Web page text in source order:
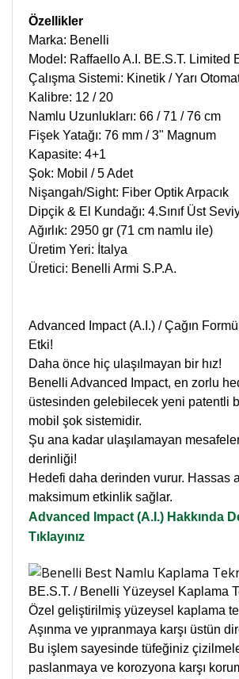
Özellikler
Marka: Benelli
Model: Raffaello A.I. BE.S.T. Limited
Çalışma Sistemi: Kinetik / Yarı
Kalibre: 12 / 20
Namlu Uzunlukları: 66 / 71 / 76 cm
Fişek Yatağı: 76 mm / 3" Magnum
Kapasite: 4+1
Şok: Mobil / 5 Adet
Nişangah/Sight: Fiber Optik Arpacık
Dipçik & El Kundağı: 4.Sınıf Üst
Ağırlık: 2950 gr (71 cm namlu ile)
Üretim Yeri: İtalya
Üretici: Benelli Armi S.P.A.
Advanced Impact (A.I.) / Çağın
Etki!
Daha önce hiç ulaşılmayan bir hız!
Benelli Advanced Impact, en zorlu
üstesinden gelebilecek yeni patentli
mobil şok sistemidir.
Şu ana kadar ulaşılamayan
derinliği!
Hedefi daha derinden vurur. Hassas
maksimum etkinlik sağlar.
Advanced Impact (A.I.) Hakkında
Tıklayınız
BE.S.T. / Benelli Yüzeysel Kaplama
Özel geliştirilmiş yüzeysel kaplama
Aşınma ve yıpranmaya karşı üstün
Bu işlem sayesinde tüfeğiniz
paslanmaya ve korozyona karşı